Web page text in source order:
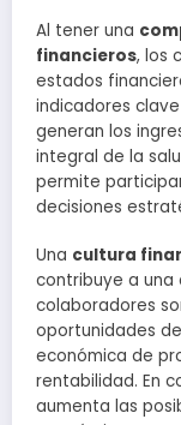
Al tener una
financieros, los
estados
indicadores
generan los
integral de la
permite
decisiones
Una cultura
contribuye a una
colaboradores
oportunidades
económica de
rentabilidad. En
aumenta las